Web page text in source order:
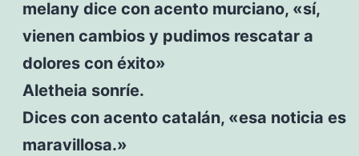
melany dice con acento murciano, «sí,
vienen cambios y pudimos rescatar a
dolores con éxito»
Aletheia sonríe.
Dices con acento catalán, «esa noticia es
maravillosa.»